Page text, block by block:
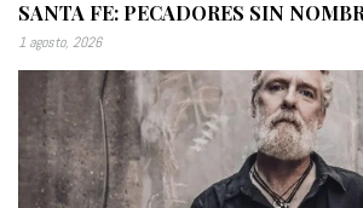
SANTA FE: PECADORES SIN
1 agosto, 2026